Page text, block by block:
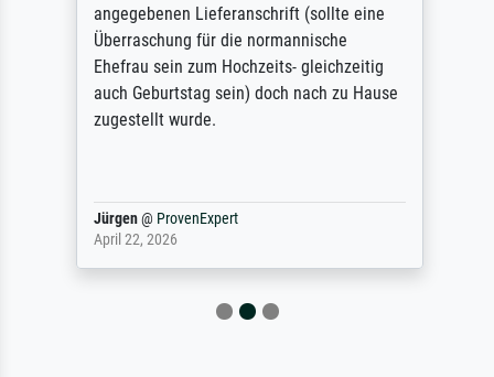
angegebenen Lieferanschrift (sollte eine
Überraschung für die normannische
Ehefrau sein zum Hochzeits- gleichzeitig
auch Geburtstag sein) doch nach zu Hause
zugestellt wurde.
Jürgen@ ProvenExpert
April 22, 2026